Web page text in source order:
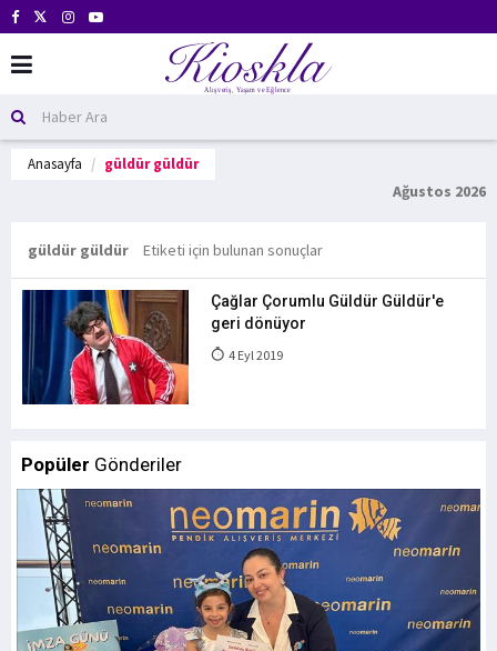
Anasayfa güldür güldür
Ağustos 2026
güldür güldür Etiketi için bulunan sonuçlar
Çağlar Çorumlu Güldür Güldür'e
geri dönüyor
4 Eyl 2019
Popüler Gönderiler